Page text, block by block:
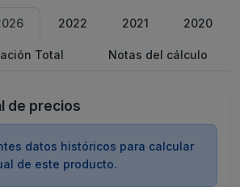
2022 2021 2020
Total Notas del cálculo
de precios
datos históricos para calcular
de este producto.